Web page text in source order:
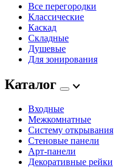
Все перегородки
Классические
Каскад
Складные
Душевые
Для зонирования
Каталог
Входные
Межкомнатные
Систему открывания
Стеновые панели
Арт-панели
Декоративные рейки